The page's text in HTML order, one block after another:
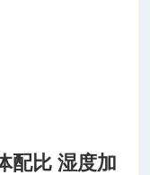
配比 湿度加